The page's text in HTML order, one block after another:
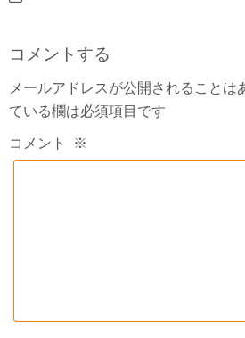
コメントする
メールアドレスが公開されることは
ている欄は必須項目です
コメント ※